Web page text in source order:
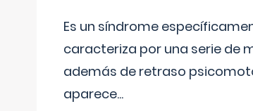
Es un síndrome
caracteriza por una serie de
además de retraso
aparece...